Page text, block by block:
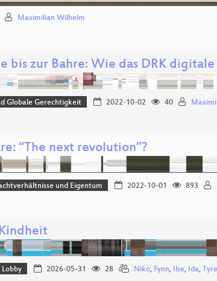
Maximilian Wilhelm
bis zur Bahre: Wie das DRK
Globale Gerechtigkeit 2022-10-02 40
“The next revolution”?
und Eigentum 2022-10-01 893
Lobby 2026-05-31 28 Niko, Fynn, Ilse, Ida,